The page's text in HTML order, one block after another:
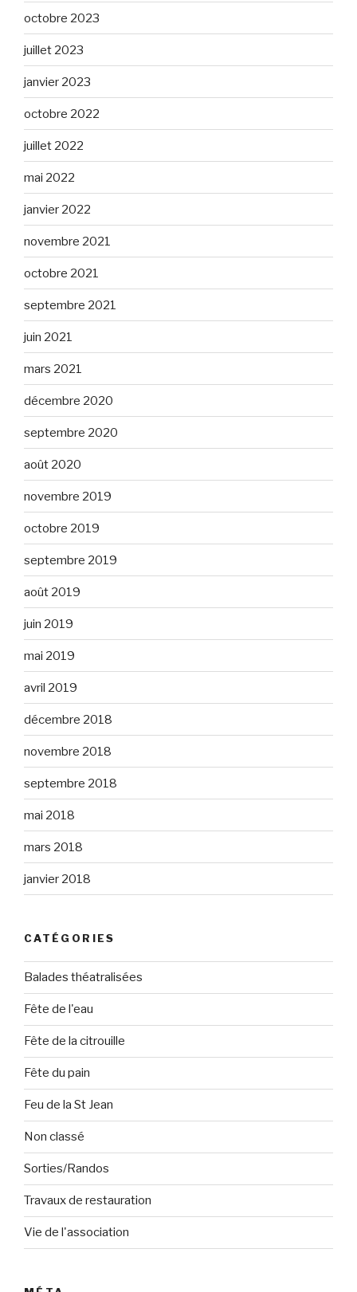
octobre 2023
juillet 2023
janvier 2023
octobre 2022
juillet 2022
mai 2022
janvier 2022
novembre 2021
octobre 2021
septembre 2021
juin 2021
mars 2021
décembre 2020
septembre 2020
août 2020
novembre 2019
octobre 2019
septembre 2019
août 2019
juin 2019
mai 2019
avril 2019
décembre 2018
novembre 2018
septembre 2018
mai 2018
mars 2018
janvier 2018
CATÉGORIES
Balades théatralisées
Fête de l'eau
Fête de la citrouille
Fête du pain
Feu de la St Jean
Non classé
Sorties/Randos
Travaux de restauration
Vie de l'association